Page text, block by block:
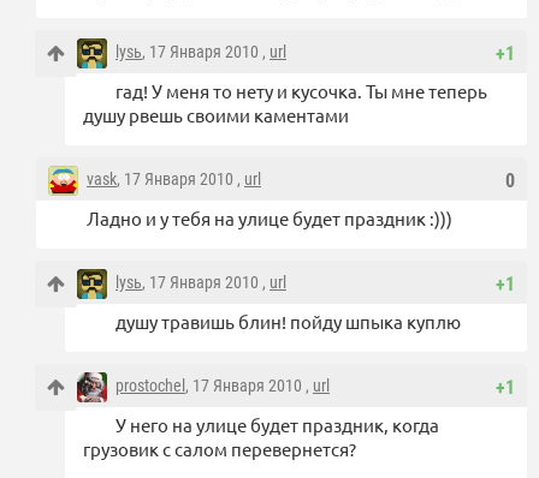
+1
lysь, 17 Января 2010 , url
гад! У меня то нету и кусочка. Ты мне теперь
душу рвешь своими каментами
0
vask, 17 Января 2010 , url
Ладно и у тебя на улице будет праздник :)))
+1
lysь, 17 Января 2010 , url
душу травишь блин! пойду шпыка куплю
+1
prostochel, 17 Января 2010 , url
У него на улице будет праздник, когда
грузовик с салом перевернется?